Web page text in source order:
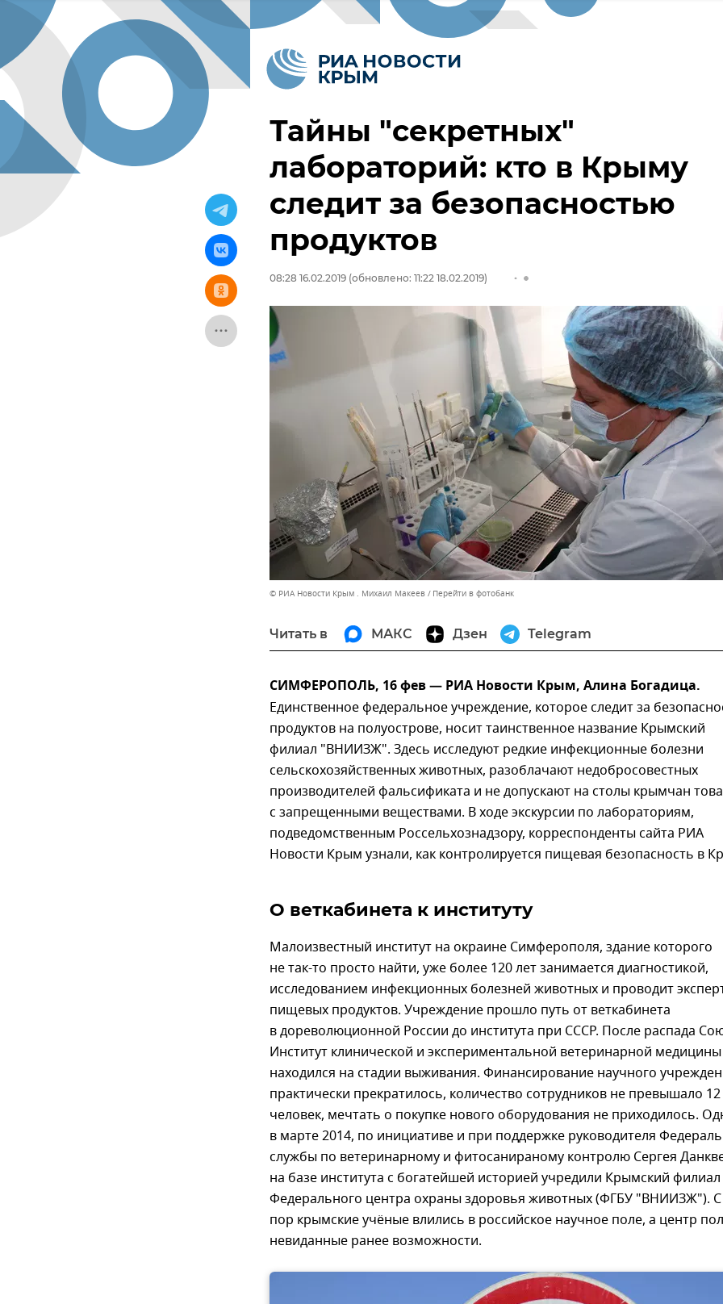
Тайны "секретных"
лабораторий: кто в Крыму
следит за безопасностью
продуктов
08:28 16.02.2019 (обновлено: 11:22 18.02.2019)
© РИА Новости Крым . Михаил Макеев Перейти в фотобанк
Читать в МАКС Дзен Telegram
СИМФЕРОПОЛЬ, 16 фев — РИА Новости Крым, Алина Богадица.
Единственное федеральное учреждение, которое следит за
продуктов на полуострове, носит таинственное название Крымский
филиал "ВНИИЗЖ". Здесь исследуют редкие инфекционные болезни
сельскохозяйственных животных, разоблачают недобросовестных
производителей фальсификата и не допускают на столы крымчан
с запрещенными веществами. В ходе экскурсии по лабораториям,
подведомственным Россельхознадзору, корреспонденты сайта РИА
Новости Крым узнали, как контролируется пищевая безопасность в
О веткабинета к институту
Малоизвестный институт на окраине Симферополя, здание которого
не так-то просто найти, уже более 120 лет занимается диагностикой,
исследованием инфекционных болезней животных и проводит
пищевых продуктов. Учреждение прошло путь от веткабинета
в дореволюционной России до института при СССР. После распада
Институт клинической и экспериментальной ветеринарной медицины
находился на стадии выживания. Финансирование научного
практически прекратилось, количество сотрудников не превышало 12
человек, мечтать о покупке нового оборудования не приходилось.
в марте 2014, по инициативе и при поддержке руководителя
службы по ветеринарному и фитосанираному контролю Сергея
на базе института с богатейшей историей учредили Крымский филиал
Федерального центра охраны здоровья животных (ФГБУ "ВНИИЗЖ"). С
пор крымские учёные влились в российское научное поле, а центр
невиданные ранее возможности.